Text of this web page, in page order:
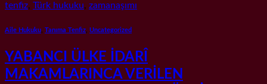
tenfiz, Türk hukuku, zamanaşımı
Aile Hukuku Tanıma Tenfiz Uncategorized
YABANCI ÜLKE İDARÎ
MAKAMLARINCA VERİLEN